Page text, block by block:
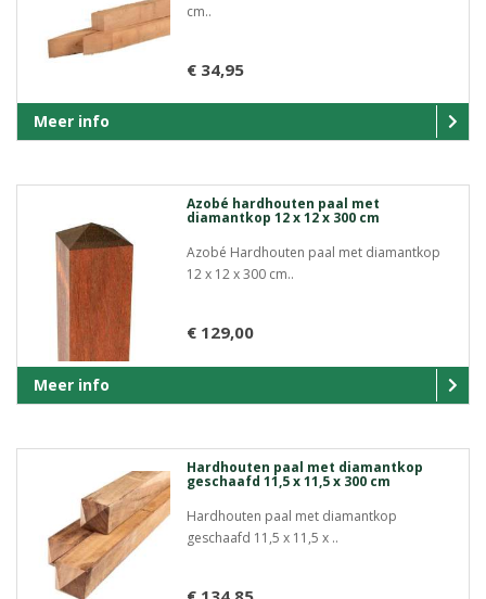
cm..
€ 34,95
Meer info
Azobé hardhouten paal met
diamantkop 12 x 12 x 300 cm
Azobé Hardhouten paal met diamantkop
12 x 12 x 300 cm..
€ 129,00
Meer info
Hardhouten paal met diamantkop
geschaafd 11,5 x 11,5 x 300 cm
Hardhouten paal met diamantkop
geschaafd 11,5 x 11,5 x ..